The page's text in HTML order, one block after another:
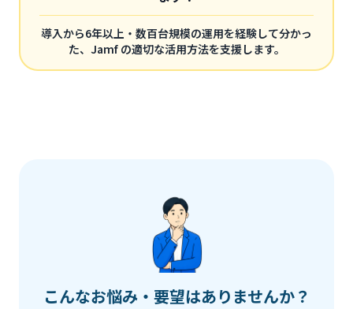
導入から6年以上・数百台規模の運用を経験して分かっ
た、Jamf の適切な活用方法を支援します。
こんなお悩み・要望はありませんか？